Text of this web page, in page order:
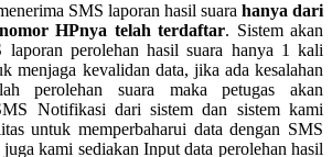
SMS laporan hasil suara hanya dari
HPnya telah terdaftar. Sistem akan
laporan perolehan hasil suara hanya 1 kali
menjaga kevalidan data, jika ada kesalahan
perolehan suara maka petugas akan
Notifikasi dari sistem dan sistem kami
untuk memperbaharui data dengan SMS
kami sediakan Input data perolehan hasil